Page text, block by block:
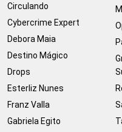
Circulando
Cybercrime Expert
Debora Maia
Destino Mágico
Drops
Esterliz Nunes
Franz Valla
Gabriela Egito